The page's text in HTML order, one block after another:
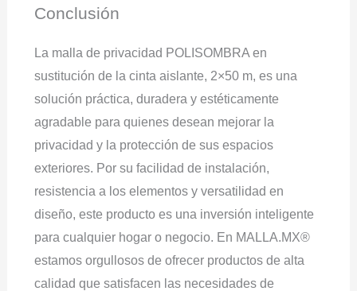
Conclusión
La malla de privacidad POLISOMBRA en
sustitución de la cinta aislante, 2×50 m, es una
solución práctica, duradera y estéticamente
agradable para quienes desean mejorar la
privacidad y la protección de sus espacios
exteriores. Por su facilidad de instalación,
resistencia a los elementos y versatilidad en
diseño, este producto es una inversión inteligente
para cualquier hogar o negocio. En MALLA.MX®
estamos orgullosos de ofrecer productos de alta
calidad que satisfacen las necesidades de